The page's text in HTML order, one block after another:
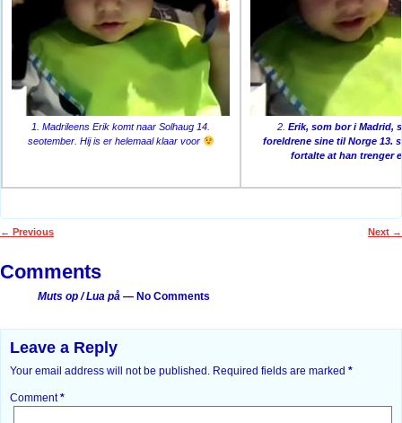
1. Madrileens Erik komt naar Solhaug 14.
seotember. Hij is er helemaal klaar voor
2. Erik, som bor i Madrid,
foreldrene sine til Norge 13.
fortalte at han trenger
← Previous Next →
Comments
Muts op / Lua på — No Comments
Leave a Reply
Your email address will not be published. Required fields are marked *
Comment*